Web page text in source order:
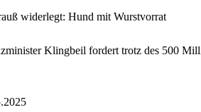
widerlegt: Hund mit Wurstvorrat
Klingbeil fordert trotz des 500